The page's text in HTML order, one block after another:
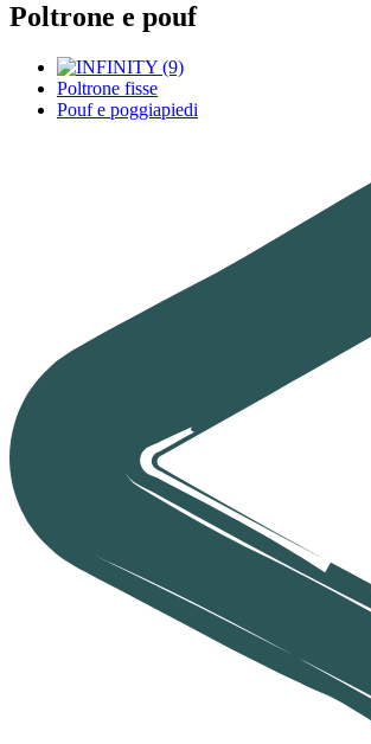
Poltrone e pouf
Poltrone fisse
Pouf e poggiapiedi